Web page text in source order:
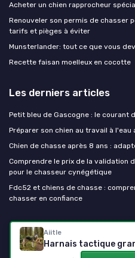
Aiitle
Acheter un chien rapprocheur
Renouveler son permis de chasser
tarifs et pièges à éviter
Munsterlander: tout ce que vous
Recette faisan moelleux en cocotte
Les derniers articles
Petit bleu de Gascogne : le courant
Préparer son chien au travail à
Chien de chasse après 8 ans :
Comprendre le prix de la validation
pour le chasseur cynégétique
Fdc52 et chiens de chasse :
chasser en confiance
Chien de chasse